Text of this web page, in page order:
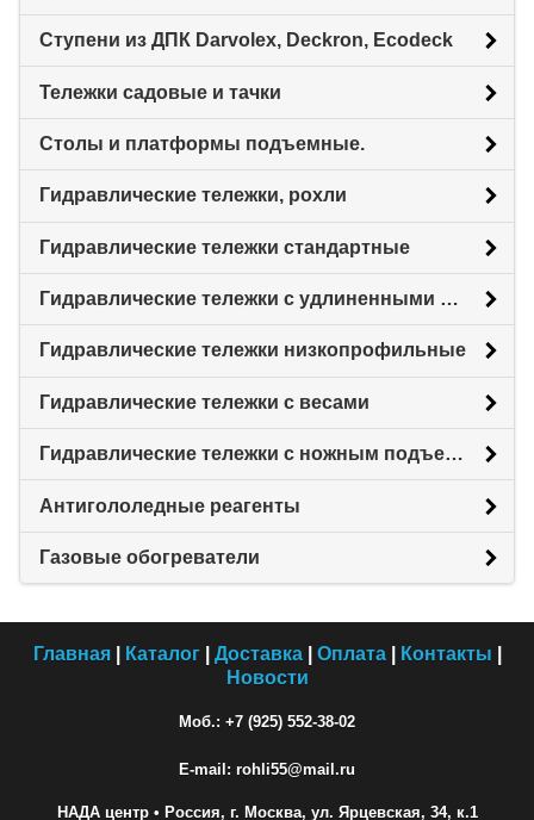
Ступени из ДПК Darvolex, Deckron, Ecodeck
Тележки садовые и тачки
Столы и платформы подъемные.
Гидравлические тележки, рохли
Гидравлические тележки стандартные
Гидравлические тележки с удлиненными вилами
Гидравлические тележки низкопрофильные
Гидравлические тележки с весами
Гидравлические тележки с ножным подъемом
Антигололедные реагенты
Газовые обогреватели
Главная| Каталог| Доставка| Оплата| Контакты
Новости
Моб.: +7 (925) 552-38-02
E-mail: rohli55@mail.ru
НАДА центр• Россия, г. Москва, ул. Ярцевская, 34, к.1